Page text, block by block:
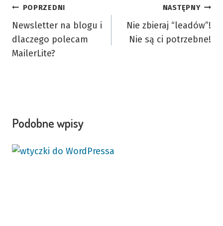
Nawigacja
wpisu
POPRZEDNI
Newsletter na blogu i
dlaczego polecam
MailerLite?
NASTĘPNY
Nie zbieraj “leadów”!
Nie są ci potrzebne!
Podobne wpisy